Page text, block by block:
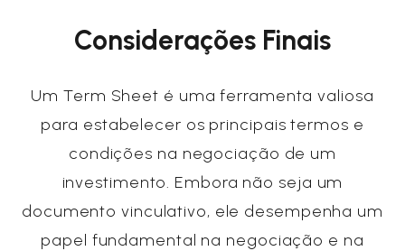
Considerações Finais
Um Term Sheet é uma ferramenta valiosa
para estabelecer os principais termos e
condições na negociação de um
investimento. Embora não seja um
documento vinculativo, ele desempenha um
papel fundamental na negociação e na